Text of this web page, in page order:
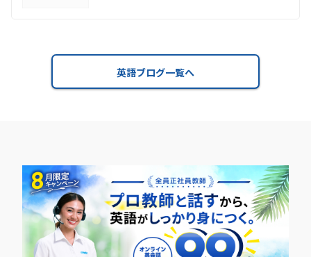
英語ブログ一覧へ